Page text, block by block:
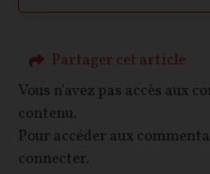
Partager cet article
Vous n'avez pas accès aux
contenu.
Pour accéder aux
connecter.